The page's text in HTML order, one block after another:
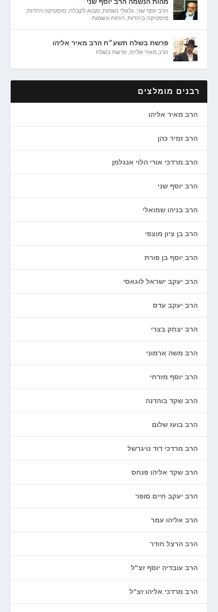
הרב יוסף שני,גלגולי נשמות,מבוא לקבלה,מיסטיקה ויהדות,
מיסטיקה ביהדות,רוחות ונשמות
פרשת בשלח תשע״ח הרב מאיר אליהו
הרב מאיר אליהו,פרשת בשלח
רבנים מומלצים
הרב מאיר אליהו
הרב זמיר כהן
הרב מרדכי אורי הלוי אנגלמן
הרב יוסף שני
הרב בניהו שמואלי
הרב בן ציון מוצפי
הרב יוסף בן פורת
הרב יעקב ישראל לוגאסי
הרב יעקב עדס
הרב יצחק בצרי
הרב משה ארמוני
הרב יוסף מזרחי
הרב שקד בוהדנה
הרב בועז שלום
הרב מרדכי דוד נויגרשל
הרב שקד אליהו פנחס
הרב יעקב חיים סופר
הרב אליהו עמר
הרב הרצל חודר
הרב עובדיה יוסף זצ"ל
הרב מרדכי אליהו זצ"ל